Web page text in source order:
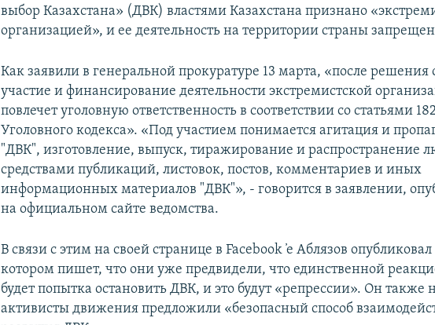
выбор Казахстана» (ДВК) властями Казахстана признано
организацией», и ее деятельность на территории страны
Как заявили в генеральной прокуратуре 13 марта, «после решения
участие и финансирование деятельности экстремистской
повлечет уголовную ответственность в соответствии со статьями
Уголовного кодекса». «Под участием понимается агитация и
"ДВК", изготовление, выпуск, тиражирование и распространение
средствами публикаций, листовок, постов, комментариев и иных
информационных материалов "ДВК"», - говорится в заявлении,
на официальном сайте ведомства.
В связи с этим на своей странице в Facebook ̓е Аблязов опубликовал
котором пишет, что они уже предвидели, что единственной
будет попытка остановить ДВК, и это будут «репрессии». Он также
активисты движения предложили «безопасный способ